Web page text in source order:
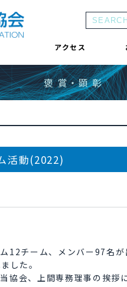
アクセス
褒 賞・顕 彰
活動(2022)
12チーム、メンバー97名が
した。
会、上間専務理事の挨拶